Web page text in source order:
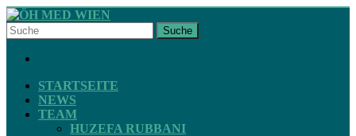
Skip
to
content
ÖH
MED
WIEN
Suche
STARTSEITE
NEWS
TEAM
HUZEFA RUBBANI